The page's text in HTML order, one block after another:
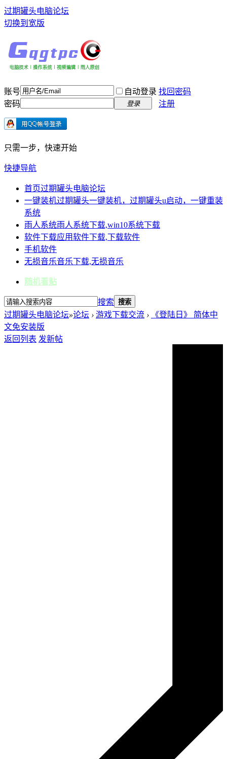
过期罐头电脑论坛
切换到宽版
账号 自动登录 找回密码
密码
登录 注册
只需一步，快速开始
快捷导航
首页过期罐头电脑论坛
一键装机过期罐头一键装机，过期罐头u启动，一键重装
系统
雨人系统雨人系统下载,win10系统下载
软件下载应用软件下载,下载软件
手机软件
无损音乐音乐下载,无损音乐
随机看贴
搜索 搜索
过期罐头电脑论坛»论坛 › 游戏下载交流 ›
《登陆日》 简体中
文免安装版
返回列表 发新帖